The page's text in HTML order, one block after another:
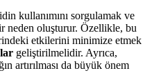
kullanımını sorgulamak ve
neden oluşturur. Özellikle, bu
etkilerini minimize etmek
geliştirilmelidir. Ayrıca,
artırılması da büyük önem